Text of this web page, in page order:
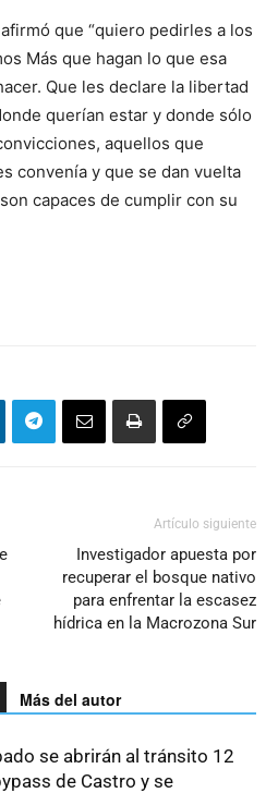
que “quiero pedirles a los
Más que hagan lo que esa
Que les declare la libertad
querían estar y donde sólo
aquellos que
convenía y que se dan vuelta
capaces de cumplir con su
Artículo siguiente
Investigador apuesta por
recuperar el bosque nativo
para enfrentar la escasez
hídrica en la Macrozona Sur
Más del autor
se abrirán al tránsito 12
de Castro y se